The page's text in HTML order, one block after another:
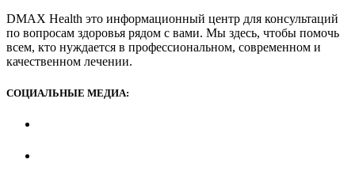
DMAX Health это информационный центр для консультаций
по вопросам здоровья рядом с вами. Мы здесь, чтобы помочь
всем, кто нуждается в профессиональном, современном и
качественном лечении.
СОЦИАЛЬНЫЕ МЕДИА: